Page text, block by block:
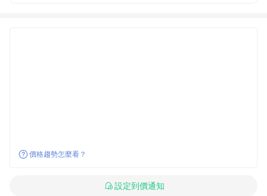
價格趨勢怎麼看？
設定到價通知